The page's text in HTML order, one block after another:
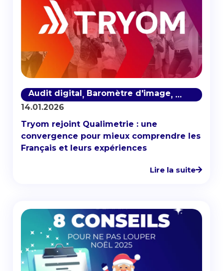
Audit digital , Baromètre d'image,
14.01.2026
Tryom rejoint Qualimetrie : une
convergence pour mieux comprendre les
Français et leurs expériences
Lire la suite